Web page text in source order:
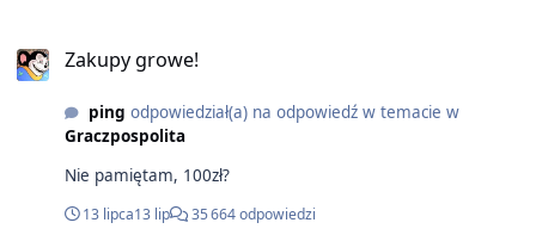
Zakupy growe!
ping odpowiedział(a) na odpowiedź w temacie w
Graczpospolita
Nie pamiętam, 100zł?
13 lipca13 lip 35 664 odpowiedzi